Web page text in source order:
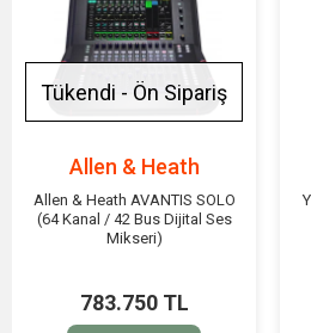
Tükendi - Ön Sipariş
Allen & Heath
Allen & Heath AVANTIS SOLO
(64 Kanal / 42 Bus Dijital Ses
Mikseri)
783.750 TL